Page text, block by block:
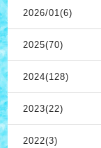
2026/01(6)
2025(70)
2024(128)
2023(22)
2022(3)